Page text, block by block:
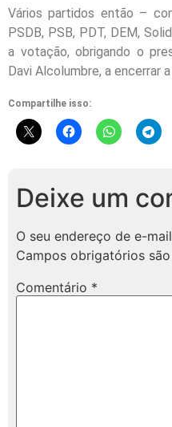
Vários partidos então –
PSDB, PSB, PDT, DEM,
a votação, obrigando o
Davi Alcolumbre, a encerrar
Compartilhe isso:
Deixe um
O seu endereço de e-
Campos obrigatórios
Comentário *